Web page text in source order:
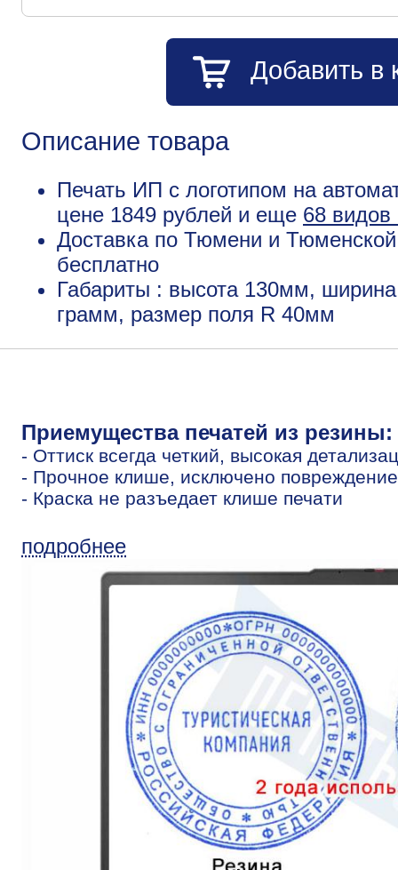
Добавить в
Описание товара
Печать ИП с логотипом на
цене 1849 рублей и еще 68 видов
Доставка по Тюмени и
бесплатно
Габариты : высота 130мм,
грамм, размер поля R 40мм
Приемущества печатей из резины:
- Оттиск всегда четкий, высокая
- Прочное клише, исключено
- Краска не разъедает клише печати
подробнее